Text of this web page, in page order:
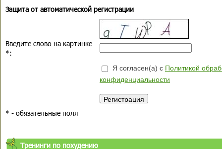
Защита от автоматической регистрации
Введите слово на картинке
*:
Я согласен(а) с Политикой
конфиденциальности
* - обязательные поля
Тренинги по похудению